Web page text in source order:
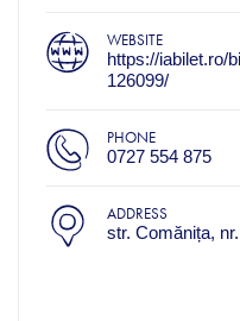
WEBSITE
https://iabilet.ro/
126099/
PHONE
0727 554 875
ADDRESS
str. Comănița,